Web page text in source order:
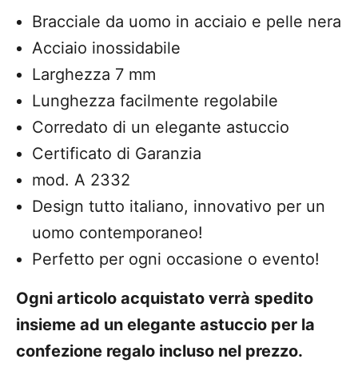
Bracciale da uomo in acciaio e pelle nera
Acciaio inossidabile
Larghezza 7 mm
Lunghezza facilmente regolabile
Corredato di un elegante astuccio
Certificato di Garanzia
mod. A 2332
Design tutto italiano, innovativo per un
uomo contemporaneo!
Perfetto per ogni occasione o evento!
Ogni articolo acquistato verrà spedito
insieme ad un elegante astuccio per la
confezione regalo incluso nel prezzo.